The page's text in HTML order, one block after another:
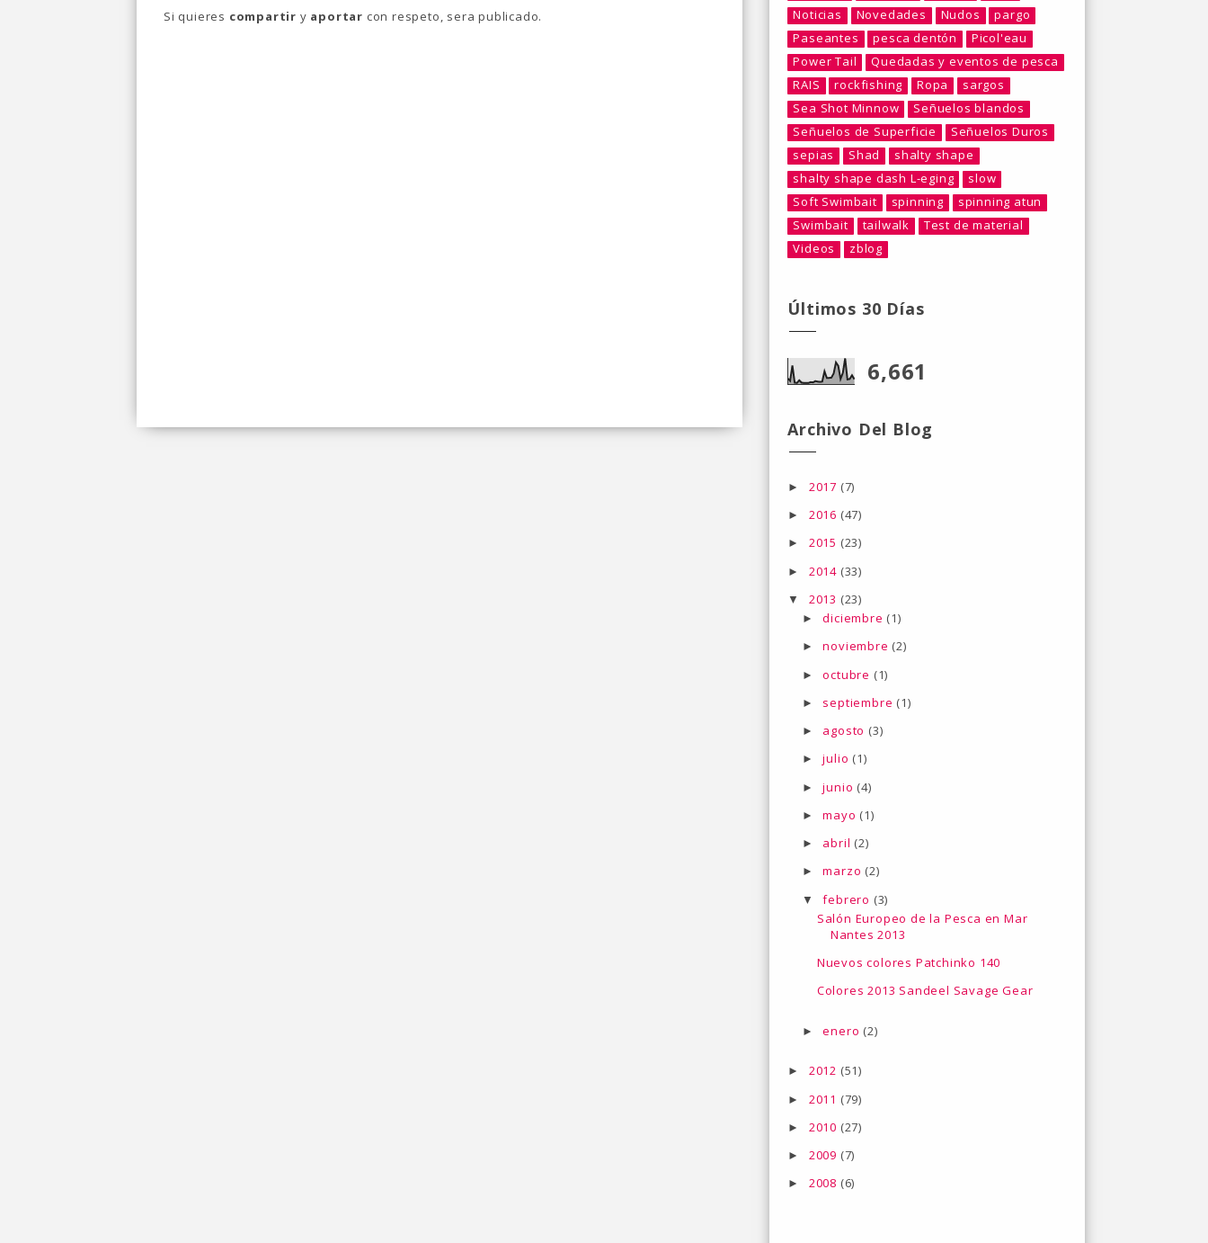
Si quieres compartir y aportar con respeto, sera publicado.
Noticias
Novedades Nudos
pargo
Paseantes
pesca dentón
Picol'eau
Power Tail
Quedadas y eventos de pesca
RAIS
rockfishing Ropa
sargos
Sea Shot Minnow
Señuelos blandos
Señuelos de Superficie
Señuelos Duros
sepias
Shad
shalty shape
shalty shape dash L-eging
slow
Soft Swimbait
spinning
spinning atun
Swimbait
tailwalk
Test de material
Videos
zblog
Últimos 30 Días
6,661
Archivo Del Blog
► 2017 (7)
► 2016 (47)
► 2015 (23)
► 2014 (33)
▼ 2013 (23)
►diciembre (1)
►noviembre (2)
►octubre (1)
► septiembre (1)
► agosto (3)
►julio (1)
►junio (4)
►mayo (1)
► abril (2)
►marzo (2)
▼febrero (3)
Salón Europeo de la Pesca en Mar
Nantes 2013
Nuevos colores Patchinko 140
Colores 2013 Sandeel Savage Gear
►enero (2)
► 2012 (51)
► 2011 (79)
► 2010 (27)
► 2009 (7)
► 2008 (6)